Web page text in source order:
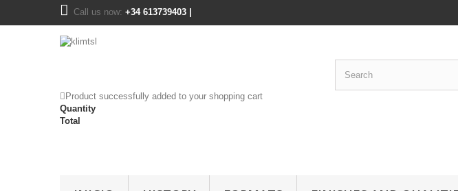
Call us now: +34 613739403 |
Product successfully added to your shopping cart
Quantity
Total